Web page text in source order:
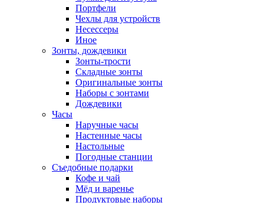
Портфели
Чехлы для устройств
Несессеры
Иное
Зонты, дождевики
Зонты-трости
Складные зонты
Оригинальные зонты
Наборы с зонтами
Дождевики
Часы
Наручные часы
Настенные часы
Настольные
Погодные станции
Съедобные подарки
Кофе и чай
Мёд и варенье
Продуктовые наборы